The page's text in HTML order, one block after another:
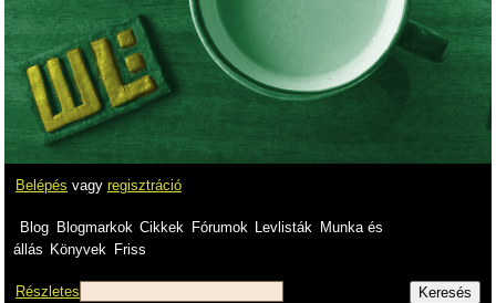
Belépés vagy regisztráció
Blog Blogmarkok Cikkek Fórumok Levlisták
Munka és
állás Könyvek Friss
Részletes